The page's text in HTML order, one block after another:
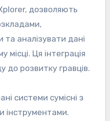
дозволяють
та аналізувати дані
місці. Ця інтеграція
до розвитку гравців.
системи сумісні з
інструментами.